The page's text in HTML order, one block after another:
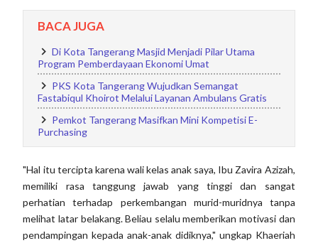
BACA JUGA
Di Kota Tangerang Masjid Menjadi Pilar Utama
Program Pemberdayaan Ekonomi Umat
PKS Kota Tangerang Wujudkan Semangat
Fastabiqul Khoirot Melalui Layanan Ambulans Gratis
Pemkot Tangerang Masifkan Mini Kompetisi E-
Purchasing
"Hal itu tercipta karena wali kelas anak saya, Ibu Zavira Azizah,
memiliki rasa tanggung jawab yang tinggi dan sangat
perhatian terhadap perkembangan murid-muridnya tanpa
melihat latar belakang. Beliau selalu memberikan motivasi dan
pendampingan kepada anak-anak didiknya," ungkap Khaeriah